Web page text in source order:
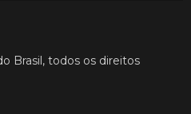
Brasil, todos os direitos